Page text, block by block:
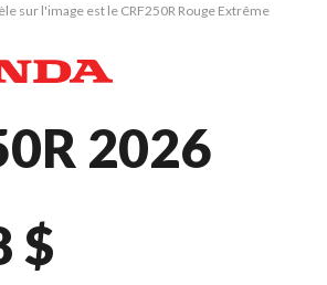
sur l'image est le CRF250R Rouge Extrême
2026
$